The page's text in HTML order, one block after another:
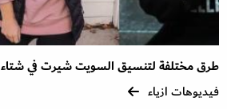
طرق مختلفة لتنسيق السويت شيرت في شتاء 2020
فيديوهات ازياء